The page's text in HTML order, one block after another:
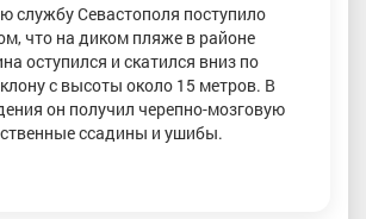
службу Севастополя поступило
что на диком пляже в районе
оступился и скатился вниз по
с высоты около 15 метров. В
он получил черепно-мозговую
ссадины и ушибы.